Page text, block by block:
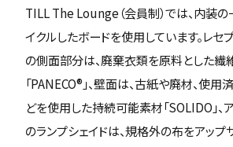
TILL The Lounge（会員制）では、内装
イクルしたボードを使用しています。レセ
の側面部分は、廃棄衣類を原料とした繊
「PANECO®」、壁面は、古紙や廃材、使
どを使用した持続可能素材「SOLIDO」、
のランプシェイドは、規格外の布をアップ